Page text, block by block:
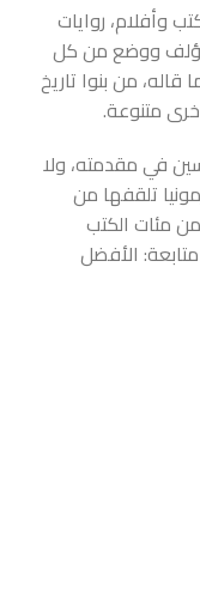
وأفلام، روايات
ووضع من كل
من بنوا تاريخ
متنوعة.
في مقدمته، ولا
تلقفها من
مئات الكتب
الأفضل